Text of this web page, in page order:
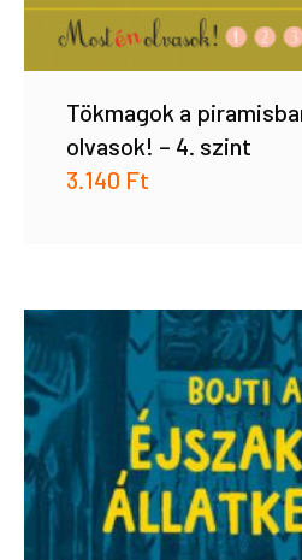
Tökmagok a
olvasok! – 4. szint
3.140 Ft